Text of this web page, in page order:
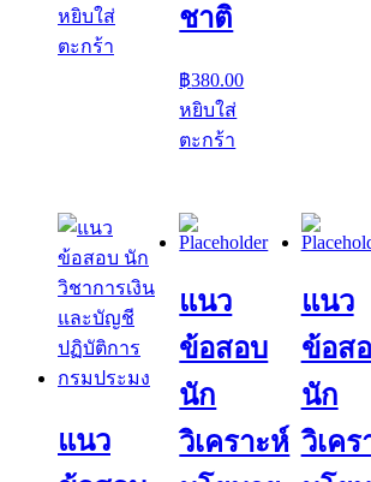
หยิบใส่
ตะกร้า
ชาติ
฿380.00
หยิบใส่
ตะกร้า
แนว
แนว
ข้อสอบ
นัก
วิเคราะห์
แนว
ข้อส
นัก
วิเคร